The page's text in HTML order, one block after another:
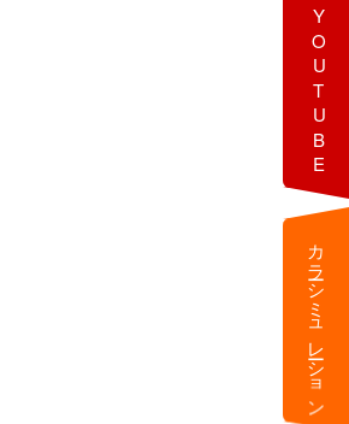
YOUTUBE
カラーシミュレーション